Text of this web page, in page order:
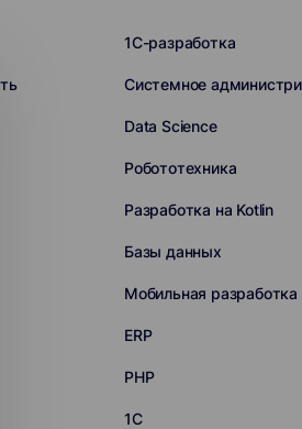
1C-разработка
Системное
Data Science
Робототехника
Разработка на Kotlin
Базы данных
Мобильная разработка
ERP
PHP
1С